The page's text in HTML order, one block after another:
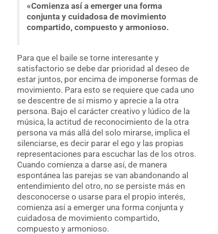
«Comienza así a emerger una forma
conjunta y cuidadosa de movimiento
compartido, compuesto y armonioso.
Para que el baile se torne interesante y
satisfactorio se debe dar prioridad al deseo de
estar juntos, por encima de imponerse formas de
movimiento. Para esto se requiere que cada uno
se descentre de sí mismo y aprecie a la otra
persona. Bajo el carácter creativo y lúdico de la
música, la actitud de reconocimiento de la otra
persona va más allá del solo mirarse, implica el
silenciarse, es decir parar el ego y las propias
representaciones para escuchar las de los otros.
Cuando comienza a darse así, de manera
espontánea las parejas se van abandonando al
entendimiento del otro, no se persiste más en
desconocerse o usarse para el propio interés,
comienza así a emerger una forma conjunta y
cuidadosa de movimiento compartido,
compuesto y armonioso.